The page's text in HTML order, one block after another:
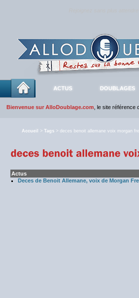
ACTUS DOUBLAGES
Bienvenue sur AlloDoublage.com , le site référence
Accueil > Tags > deces benoit allemane voix morgan
Actus
Deces de Benoit Allemane, voix de Morgan